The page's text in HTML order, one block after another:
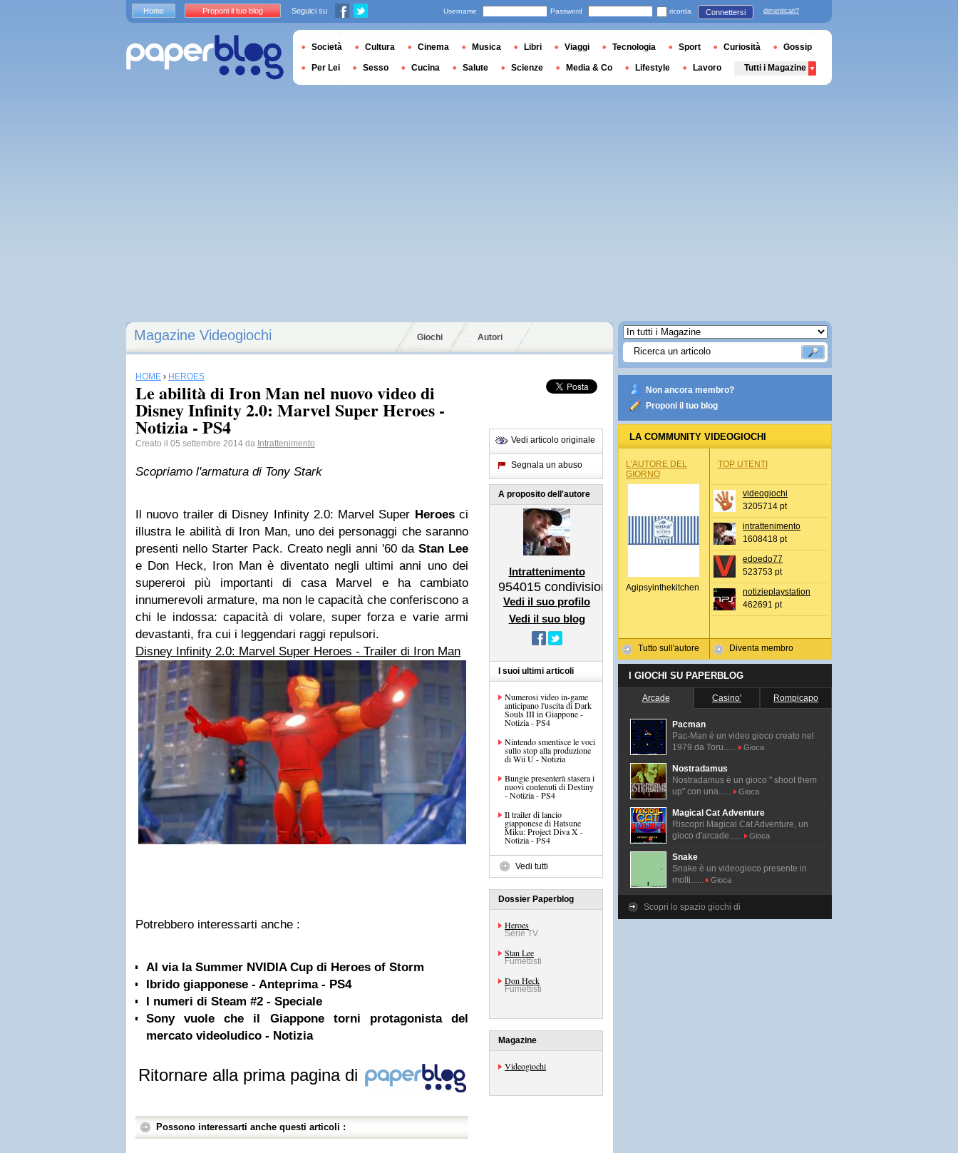
Magazine Videogiochi Giochi Autori
HOME › HEROES
Le abilità di Iron Man nel nuovo video di
Disney Infinity 2.0: Marvel Super Heroes -
Notizia - PS4
Creato il 05 settembre 2014 da Intrattenimento
Scopriamo l'armatura di Tony Stark
Il nuovo trailer di Disney Infinity 2.0: Marvel Super Heroesci
illustra le abilità di Iron Man, uno dei personaggi che saranno
presenti nello Starter Pack. Creato negli anni '60 daStan Lee
e Don Heck, Iron Man è diventato negli ultimi anni uno dei
supereroi più importanti di casa Marvel e ha cambiato
innumerevoli armature, ma non le capacità che conferiscono a
chi le indossa: capacità di volare, super forza e varie armi
devastanti, fra cui i leggendari raggi repulsori.
Disney Infinity 2.0: Marvel Super Heroes - Trailer di Iron Man
Potrebbero interessarti anche :
Al via la Summer NVIDIA Cup di Heroes of Storm
Ibrido giapponese - Anteprima - PS4
I numeri di Steam #2 - Speciale
Sony vuole che il Giappone torni protagonista del
mercato videoludico - Notizia
Ritornare alla prima pagina di
Possono interessarti anche questi articoli :
Vedi articolo originale
Segnala un abuso
A proposito dell'autore
Intrattenimento
954015 condivisioni
Vedi il suo profilo
Vedi il suo blog
I suoi ultimi articoli
Numerosi video in-game
anticipano l'uscita di Dark
Souls III in Giappone -
Notizia - PS4
Nintendo smentisce le voci
sullo stop alla produzione
di Wii U - Notizia
Bungie presenterà stasera i
nuovi contenuti di Destiny
- Notizia - PS4
Il trailer di lancio
giapponese di Hatsune
Miku: Project Diva X -
Notizia - PS4
Vedi tutti
Dossier Paperblog
Heroes
Serie TV
Stan Lee
Fumettisti
Don Heck
Fumettisti
Magazine
Videogiochi
Non ancora membro?
Proponi il tuo blog
LA COMMUNITY VIDEOGIOCHI
L'AUTORE DEL
GIORNO
Agipsyinthekitchen
Tutto sull'autore
TOP UTENTI
videogiochi
3205714 pt
intrattenimento
1608418 pt
edoedo77
523753 pt
notizieplaystation
462691 pt
Diventa membro
I GIOCHI SU PAPERBLOG
Arcade Casino' Rompicapo
Pacman
Pac-Man é un video gioco creato nel
1979 da Toru......
Gioca
Nostradamus
Nostradamus è un gioco " shoot them
up" con una......
Gioca
Magical Cat Adventure
Riscopri Magical Cat Adventure, un
gioco d'arcade......
Gioca
Snake
Snake è un videogioco presente in
molti......
Gioca
Scopri lo spazio giochi di
Home Proponi il tuo blog Seguici su Username Password ricorda Connettersi dimenticati?
Società Cultura Cinema Musica Libri Viaggi Tecnologia Sport Curiosità Gossip
Per Lei Sesso Cucina Salute Scienze Media & Co Lifestyle Lavoro Tutti i Magazine